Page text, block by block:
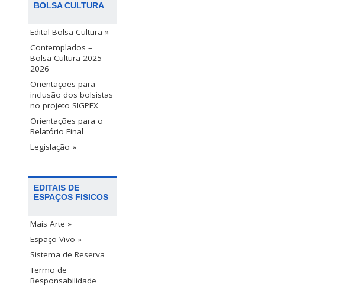
BOLSA CULTURA
Edital Bolsa Cultura »
Contemplados –
Bolsa Cultura 2025 –
2026
Orientações para
inclusão dos bolsistas
no projeto SIGPEX
Orientações para o
Relatório Final
Legislação »
EDITAIS DE
ESPAÇOS FISICOS
Mais Arte »
Espaço Vivo »
Sistema de Reserva
Termo de
Responsabilidade